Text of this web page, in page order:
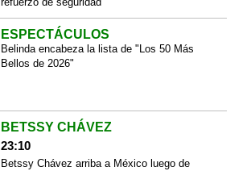
ESPECTÁCULOS
Belinda encabeza la lista de "Los 50 Más
Bellos de 2026"
BETSSY CHÁVEZ
23:10
Betssy Chávez arriba a México luego de